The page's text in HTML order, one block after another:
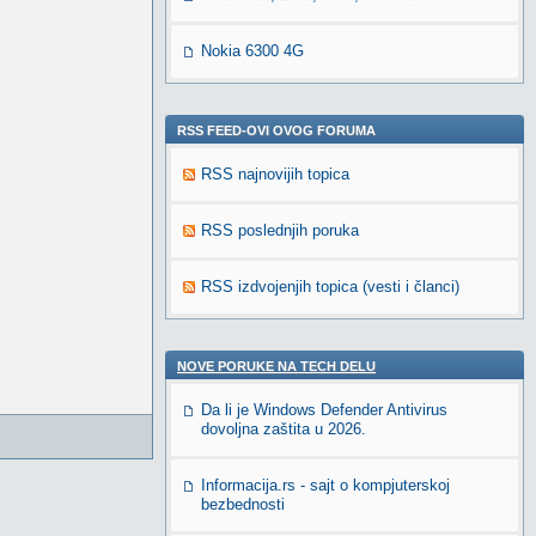
Nokia 6300 4G
RSS FEED-OVI OVOG FORUMA
RSS najnovijih topica
RSS poslednjih poruka
RSS izdvojenjih topica (vesti i članci)
NOVE PORUKE NA TECH DELU
Da li je Windows Defender Antivirus
dovoljna zaštita u 2026.
Informacija.rs - sajt o kompjuterskoj
bezbednosti